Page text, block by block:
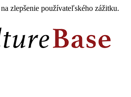
zlepšenie používateľského zážitku.